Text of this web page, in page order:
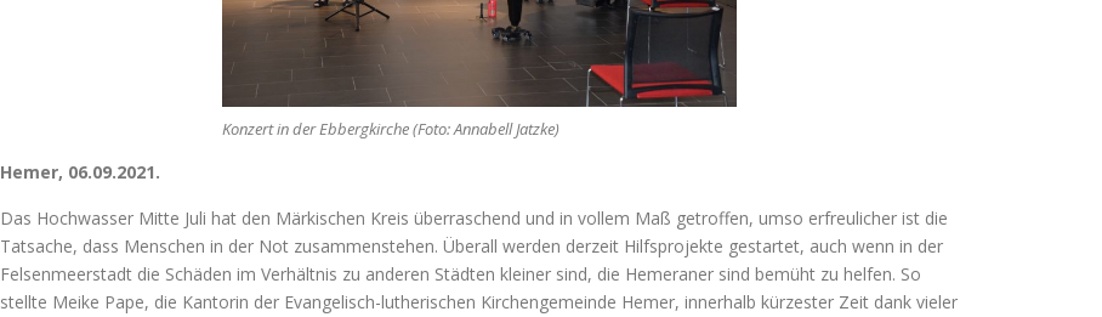
Konzert in der Ebbergkirche (Foto: Annabell Jatzke)
Hemer, 06.09.2021.
Das Hochwasser Mitte Juli hat den Märkischen Kreis überraschend und in vollem Maß getroffen, umso erfreulicher ist die
Tatsache, dass Menschen in der Not zusammenstehen. Überall werden derzeit Hilfsprojekte gestartet, auch wenn in der
Felsenmeerstadt die Schäden im Verhältnis zu anderen Städten kleiner sind, die Hemeraner sind bemüht zu helfen. So
stellte Meike Pape, die Kantorin der Evangelisch-lutherischen Kirchengemeinde Hemer, innerhalb kürzester Zeit dank vieler